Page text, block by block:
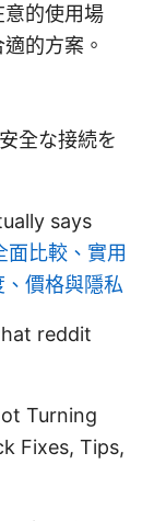
的使用場
的方案。
全な接続を
says
面比較、實用
價格與隱私
reddit
Turning
Fixes, Tips,